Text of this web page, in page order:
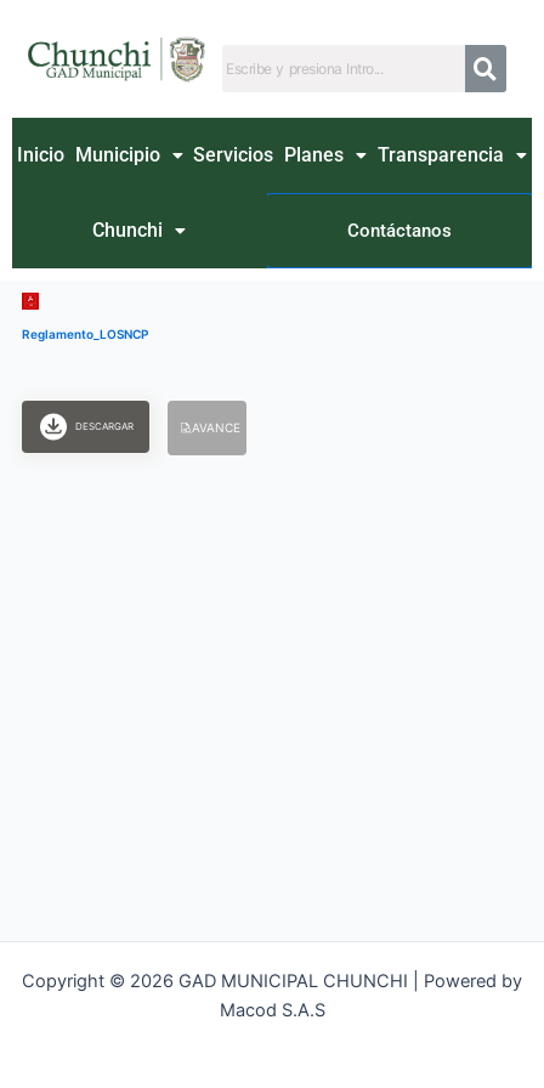
contenido
Inicio Municipio Servicios Planes Transparencia
Chunchi Contáctanos
Reglamento_LOSNCP
DESCARGAR AVANCE
Copyright © 2026 GAD MUNICIPAL CHUNCHI | Powered by
Macod S.A.S